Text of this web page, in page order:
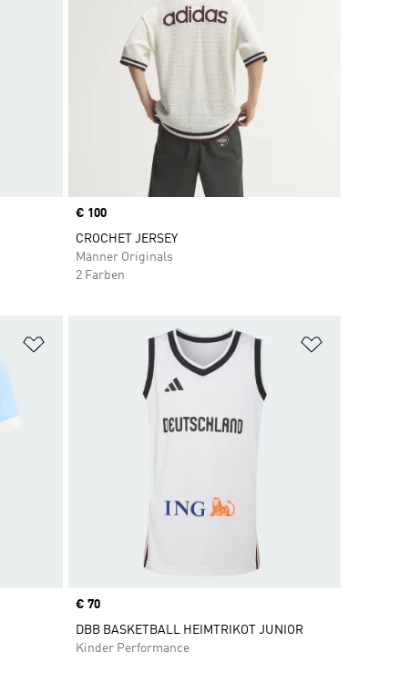
Price
€ 100
CROCHET JERSEY
Männer Originals
2 Farben
Zur Wunschliste hinzufügen
Price
€ 70
DBB BASKETBALL HEIMTRIKOT JUNIOR
Kinder Performance